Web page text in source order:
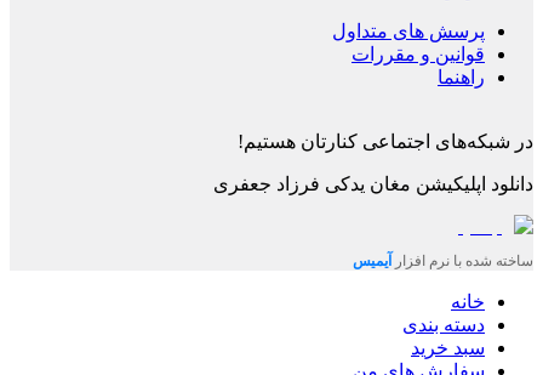
پرسش های متداول
قوانین و مقررات
راهنما
در شبکه‌های اجتماعی کنارتان هستیم!
دانلود اپلیکیشن مغان یدکی فرزاد جعفری
ساخته شده با نرم افزار آیمیس
خانه
دسته بندی
سبد خرید
سفارش های من